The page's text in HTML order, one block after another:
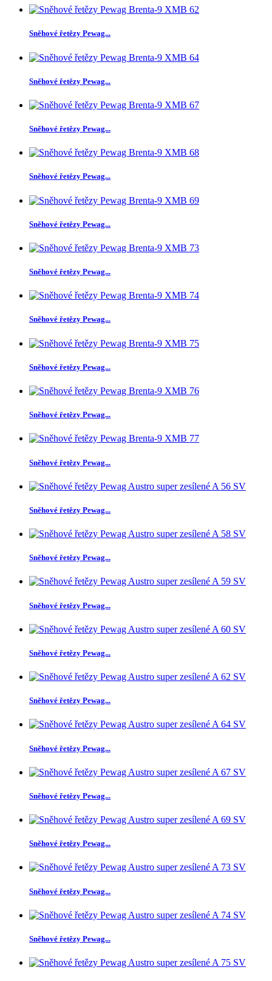
Sněhové řetězy Pewag...
Sněhové řetězy Pewag...
Sněhové řetězy Pewag...
Sněhové řetězy Pewag...
Sněhové řetězy Pewag...
Sněhové řetězy Pewag...
Sněhové řetězy Pewag...
Sněhové řetězy Pewag...
Sněhové řetězy Pewag...
Sněhové řetězy Pewag...
Sněhové řetězy Pewag...
Sněhové řetězy Pewag...
Sněhové řetězy Pewag...
Sněhové řetězy Pewag...
Sněhové řetězy Pewag...
Sněhové řetězy Pewag...
Sněhové řetězy Pewag...
Sněhové řetězy Pewag...
Sněhové řetězy Pewag...
Sněhové řetězy Pewag...